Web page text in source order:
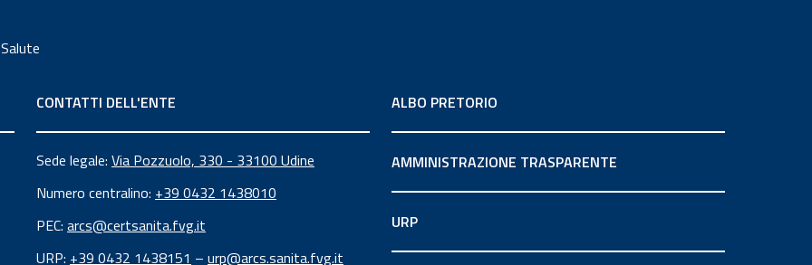
CONTATTI DELL'ENTE
Sede legale: Via Pozzuolo, 330 - 33100 Udine
Numero centralino: +39 0432 1438010
PEC: arcs@certsanita.fvg.it
URP: +39 0432 1438151 – urp@arcs.sanita.fvg.it
ALBO PRETORIO
AMMINISTRAZIONE TRASPARENTE
URP